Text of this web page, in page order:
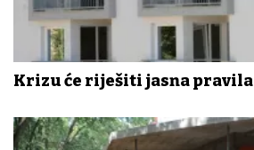
Krizu će riješiti jasna pravila